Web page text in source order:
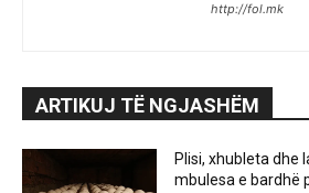
http://fol.mk
ARTIKUJ TË NGJASHËM
Plisi, xhubleta dhe
mbulesa e bardhë